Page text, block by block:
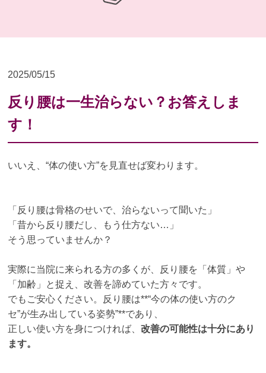
2025/05/15
反り腰は一生治らない？お答えしま
す！
いいえ、“体の使い方”を見直せば変わります。
「反り腰は骨格のせいで、治らないって聞いた」
「昔から反り腰だし、もう仕方ない…」
そう思っていませんか？
実際に当院に来られる方の多くが、反り腰を「体質」や
「加齢」と捉え、改善を諦めていた方々です。
でもご安心ください。反り腰は**“今の体の使い方のク
セ”が生み出している姿勢”**であり、
正しい使い方を身につければ、改善の可能性は十分にあり
ます。